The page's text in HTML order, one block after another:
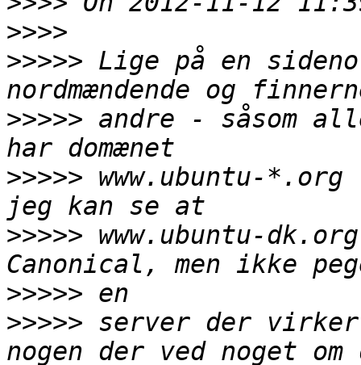
>>>>
>>>>> Lige på en
>>>>> andre - såsom
>>>>> www.ubuntu-
>>>>> www.ubuntu-
>>>>>
>>>>> server der